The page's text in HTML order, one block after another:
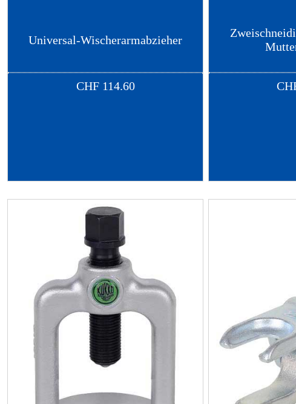
Universal-Wischerarmabzieher
CHF 114.60